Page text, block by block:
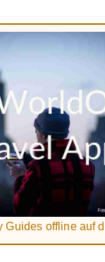
Guides offline auf